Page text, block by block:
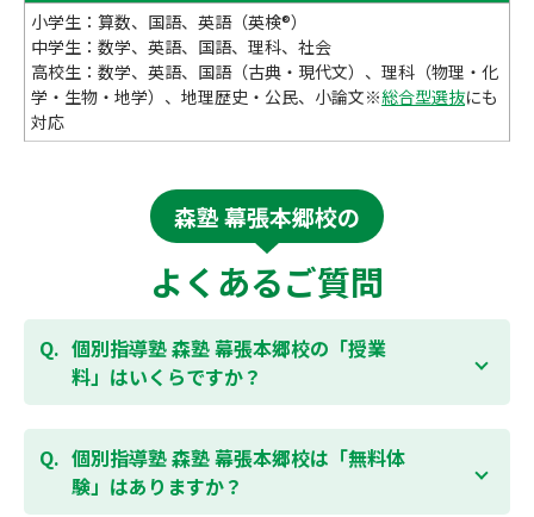
小学生：算数、国語、英語（英検®）
中学生：数学、英語、国語、理科、社会
高校生：数学、英語、国語（古典・現代文）、理科（物理・化
学・生物・地学）、地理歴史・公民、小論文※総合型選抜にも
対応
森塾 幕張本郷校の
よくあるご質問
個別指導塾 森塾 幕張本郷校の「授業
料」はいくらですか？
お子様の学年やご状況、校舎によって変わりますの
で、以下より、お気軽にお問合わせください。個別指
導塾 森塾の授業料はこちらのページ
よりお問合わせく
ださい。自動返信メールで【すぐ】にご確認いただけ
個別指導塾 森塾 幕張本郷校は「無料体
験」はありますか？